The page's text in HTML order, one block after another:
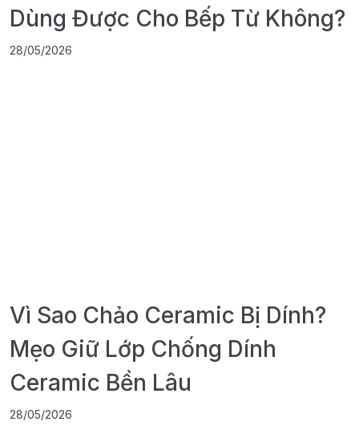
Dùng Được Cho Bếp Từ Không?
28/05/2026
Vì Sao Chảo Ceramic Bị Dính?
Mẹo Giữ Lớp Chống Dính
Ceramic Bền Lâu
28/05/2026